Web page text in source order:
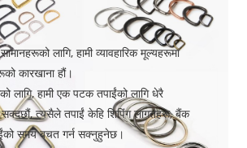
लागि, हामी व्यावहारिक मूल्यहरूमा
कारखाना हौं।
लागि, हामी एक पटक तपाईंको लागि धेरै
सक्दछौं, त्यसैले तपाईं केहि शिपिंग लागतहरू, बैंक
समय बचत गर्न सक्नुहुनेछ।